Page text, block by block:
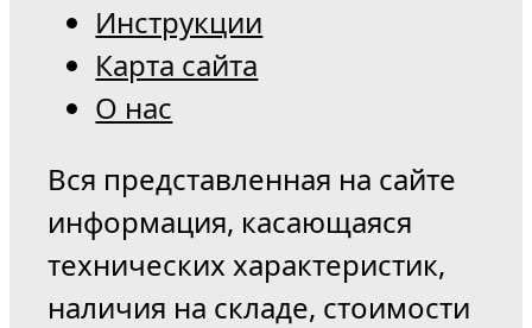
Инструкции
Карта сайта
О нас
Вся представленная на сайте
информация, касающаяся
технических характеристик,
наличия на складе, стоимости